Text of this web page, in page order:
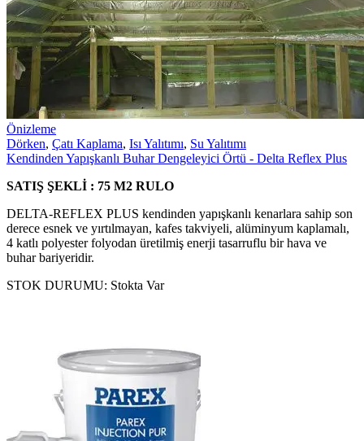
Önizleme
Dörken, Çatı Kaplama, Isı Yalıtımı, Su Yalıtımı
Kendinden Yapışkanlı Buhar Dengeleyici Örtü - Delta Reflex Plus
SATIŞ ŞEKLİ : 75 M2 RULO
DELTA-REFLEX PLUS kendinden yapışkanlı kenarlara sahip son
derece esnek ve yırtılmayan, kafes takviyeli, alüminyum kaplamalı,
4 katlı polyester folyodan üretilmiş enerji tasarruflu bir hava ve
buhar bariyeridir.
STOK DURUMU: Stokta Var